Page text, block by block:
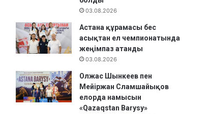
03.08.2026
Астана құрамасы бес
асықтан ел чемпионатында
жеңімпаз атанды
03.08.2026
Олжас Шынкеев пен
Мейіржан Сламшайықов
елорда намысын
«Qazaqstan Barysy»